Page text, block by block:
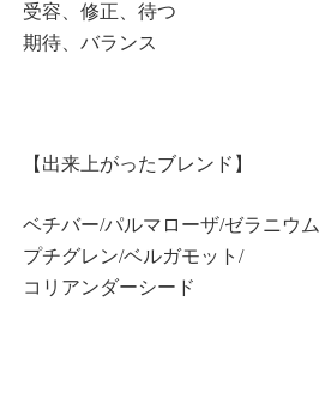
受容、修正、待つ
期待、バランス
【出来上がったブレンド】
ベチバー/パルマローザ/ゼラニウム
プチグレン/ベルガモット/
コリアンダーシード